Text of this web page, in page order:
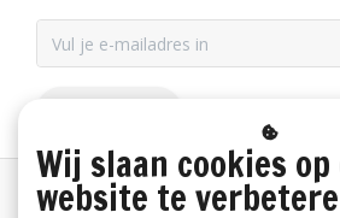
Betaalinformatie
Wij slaan cookies op
website te